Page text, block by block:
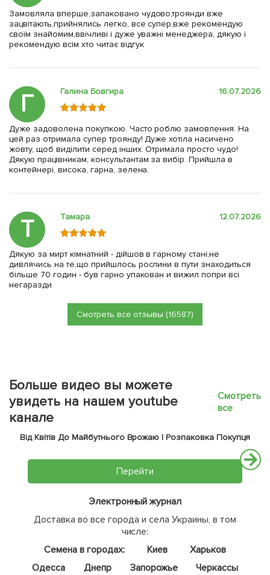
Замовляла вперше,запаковано чудово,троянди вже
зацвітають,прийнялись легко, все супер,вже рекомендую
своїм знайомим,ввічливі і дуже уважні менеджера, дякую і
рекомендую всім хто читає відгук
Г Галина Бовгира 16.07.2026
Дуже задоволена покупкою. Часто роблю замовлення. На
цей раз отримала супер троянду! Дуже хотіла насичено
жовту, щоб виділити серед інших. Отримала просто чудо!
Дякую працівникам, консультантам за вибір. Прийшла в
контейнері, висока, гарна, зелена.
Т Тамара 12.07.2026
Дякую за мирт кімнатний - дійшов в гарному стані,не
дивлячись на те,що прийшлось рослини в пути знаходиться
більше 70 годин - був гарно упакован и вижил попри всі
негаразди
Смотреть все отзывы (16587)
Больше видео вы можете
увидеть на нашем youtube
канале
Смотреть
все
Від Квітів До Майбутнього Врожаю | Розпаковка Покупця
Перейти
Электронный журнал
Доставка во все города и села Украины, в том
числе:
Семена в городах:
Киев
Харьков
Одесса
Днепр Запорожье
Черкассы